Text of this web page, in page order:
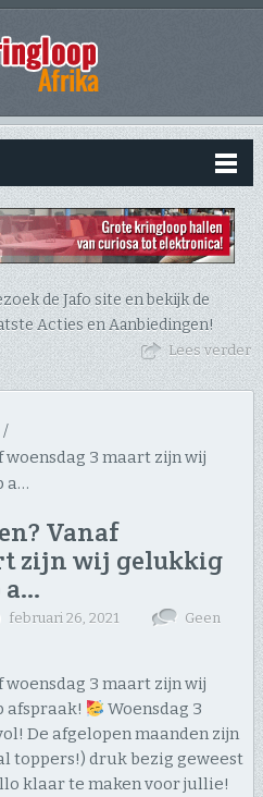
de Jafo site en bekijk de
Acties en Aanbiedingen!
Lees verder
/
woensdag 3 maart zijn wij
a…
Vanaf
zijn wij gelukkig
a…
februari 26, 2021
Geen
woensdag 3 maart zijn wij
afspraak!
Woensdag 3
De afgelopen maanden zijn
toppers!) druk bezig geweest
klaar te maken voor jullie!